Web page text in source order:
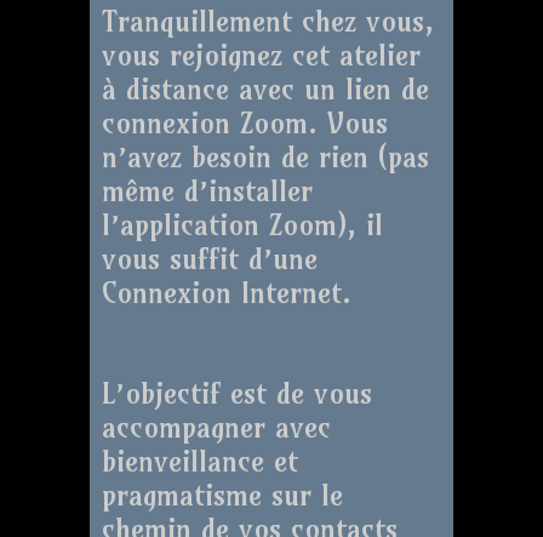
Tranquillement chez vous,
vous rejoignez cet atelier
à distance avec un lien de
connexion Zoom. Vous
n’avez besoin de rien (pas
même d’installer
l’application Zoom), il
vous suffit d’une
Connexion Internet.
L’objectif est de vous
accompagner avec
bienveillance et
pragmatisme sur le
chemin de vos contacts